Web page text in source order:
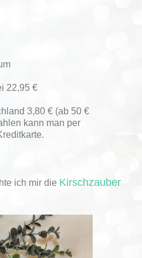
22,95 €
3,80 € (ab 50 €
kann man per
ich mir die Kirschzauber